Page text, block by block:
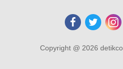
Copyright @ 2026